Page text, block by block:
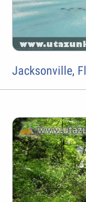
Jacksonville,